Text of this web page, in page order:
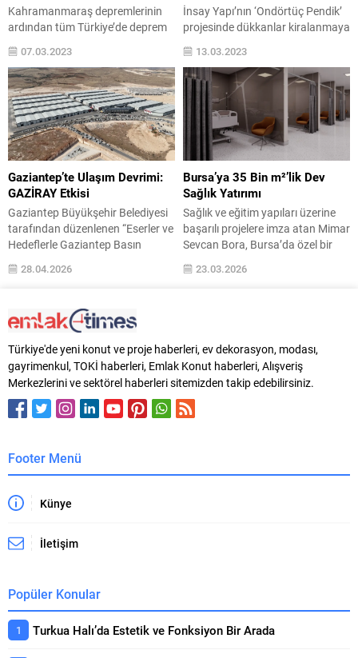
Kahramanmaraş depremlerinin
ardından tüm Türkiye’de deprem
farkındalığı arttı. Belediyeler
dayanıklı binalar için yeni adımlar
atmaya başladılar. Geçtiğimiz
günlerde Antalya’nın Konyaaltı ve
Muratpaşa belediyeleri, ‘fore
kazık’ ve ‘beton perde’ sistemlerini
zorunlu hale getireceklerini dile
getirmişlerdi. MTC Holding aynı
zamanda MTC İnşaat Yönetim
Kurulu Başkanı Togay Cömert bu
iki sistemin tüm Türkiye’de...
07.03.2023
İnsay Yapı’nın ‘Ondörtüç Pendik’
projesinde dükkanlar kiralanmaya
başladı. ‘Ondörtüç Pendik’te
hemen teslim 13 adet dükkanın
metrekare büyüklükleri ise net 90
metrekare ila 190 metrekare
arasında değişiyor. Güvenli ve
doğayla iç içe bir yaşam sunan
projelere imza atan İnsay Yapı’nın
İstanbul’un en çok değerlenen
bölgelerinden Pendik’te inşa ettiği
‘Ondörtüç Pendik’...
13.03.2023
Gaziantep’te Ulaşım Devrimi:
GAZİRAY Etkisi
Gaziantep Büyükşehir Belediyesi
tarafından düzenlenen “Eserler ve
Hedeflerle Gaziantep Basın
Lansmanı”nda, su yönetiminden
ulaşıma, altyapıdan kentsel
kazandırılan ve planlanan projeler
kamuoyuyla paylaşıldı. Gaziantep
Kutlar Tiyatro Salonu’nda
gerçekleştirilen lansmanda,
Belediye Başkanı Fatma Şahin’in
sunumuyla kente kazandırılan ve
önümüzdeki dönemde hayata
anlatıldı. Lansmanda...
28.04.2026
Bursa’ya 35 Bin m²’lik Dev
Sağlık Yatırımı
Sağlık ve eğitim yapıları üzerine
başarılı projelere imza atan Mimar
Sevcan Bora, Bursa’da özel bir
çalışmayı hayata geçiriyor. Vivin
İnşaat Kurucusu Bora, Bursa’nın
planlandığını belirtti. Bursa’nın
Nilüfer ilçesine bağlı Özlüce
semtinde yer alan proje,...
23.03.2026
Türkiye'de yeni konut ve proje haberleri, ev dekorasyon, modası,
gayrimenkul, TOKİ haberleri, Emlak Konut haberleri, Alışveriş
Merkezlerini ve sektörel haberleri sitemizden takip edebilirsiniz.
Footer Menü
Künye
İletişim
Popüler Konular
Turkua Halı’da Estetik ve Fonksiyon Bir Arada